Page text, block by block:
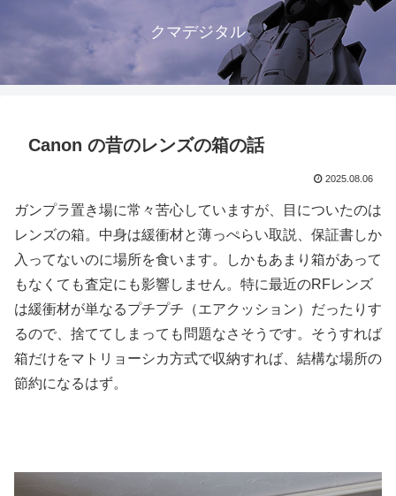
クマデジタル
Canon の昔のレンズの箱の話
2025.08.06
ガンプラ置き場に常々苦心していますが、目についたのは
レンズの箱。中身は緩衝材と薄っぺらい取説、保証書しか
入ってないのに場所を食います。しかもあまり箱があって
もなくても査定にも影響しません。特に最近のRFレンズ
は緩衝材が単なるプチプチ（エアクッション）だったりす
るので、捨ててしまっても問題なさそうです。そうすれば
箱だけをマトリョーシカ方式で収納すれば、結構な場所の
節約になるはず。